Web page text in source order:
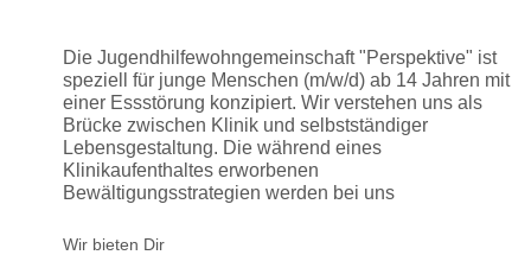
Die Jugendhilfewohngemeinschaft "Perspektive" ist
speziell für junge Menschen (m/w/d) ab 14 Jahren mit
einer Essstörung konzipiert. Wir verstehen uns als
Brücke zwischen Klinik und selbstständiger
Lebensgestaltung. Die während eines
Klinikaufenthaltes erworbenen
Bewältigungsstrategien werden bei uns
Wir bieten Dir